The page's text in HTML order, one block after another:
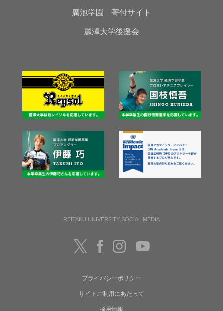
廣池学園 寄付サイト
麗澤大学後援会
REITAKU UNIVERSITY SOCIAL MEDIA
プライバシーポリシー
サイトご利用にあたって
採用情報